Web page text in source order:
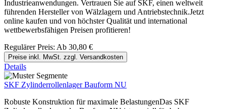
Industrieanwendungen. Vertrauen Sie auf SKF, einen weltweit
führenden Hersteller von Wälzlagern und Antriebstechnik.Jetzt
online kaufen und von höchster Qualität und international
wettbewerbsfähigen Preisen profitieren!
Regulärer Preis: Ab 30,80 €
Preise inkl. MwSt. zzgl. Versandkosten
Details
SKF Zylinderrollenlager Bauform NU
Robuste Konstruktion für maximale BelastungenDas SKF